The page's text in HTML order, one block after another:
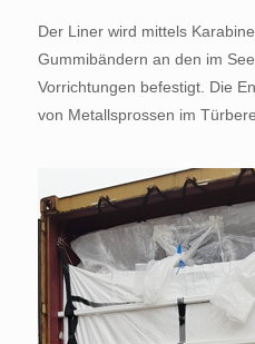
Der Liner wird mittels
Gummibändern an den im
Vorrichtungen befestigt. Die
von Metallsprossen im